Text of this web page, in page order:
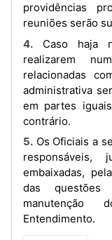
providências
reuniões serão
4. Caso haja necessidade de as reuniões se
realizarem
relacionadas
administrativa
em partes
contrário.
5. Os Oficiais a serem designados pelas Partes serão
responsáveis,
embaixadas,
das questões
manutenção
Entendimento.